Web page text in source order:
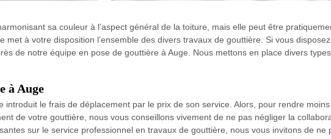
sa couleur à l’aspect général de la toiture, mais elle peut être
à votre disposition l’ensemble des divers travaux de gouttière. Si vous
de notre équipe en pose de gouttière à Auge. Nous mettons en place divers
à Auge
introduit le frais de déplacement par le prix de son service. Alors, pour rendre
de votre gouttière, nous vous conseillons vivement de ne pas négliger la
sur le service professionnel en travaux de gouttière, nous vous invitons de ne